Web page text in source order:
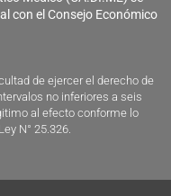
con el Consejo Económico
de ejercer el derecho de
no inferiores a seis
al efecto conforme lo
N° 25.326.